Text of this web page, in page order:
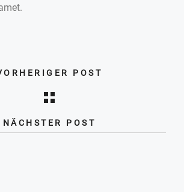
POST
Blog Beitrag 4
NÄCHSTER POST